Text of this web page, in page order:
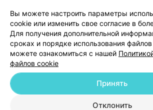
Обработка персональных
© 2026 ООО «Артокс Лаб», УНП 191700409
|
Вы можете настроить параметры
cookie или изменить свое согласие в
Для получения дополнительной
сроках и порядке использования
можете ознакомиться с нашей
файлов cookie
Отклонить
Принять